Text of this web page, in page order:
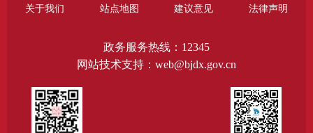
关于我们 站点地图 建议意见 法律声明
政务服务热线：12345
网站技术支持：web@bjdx.gov.cn